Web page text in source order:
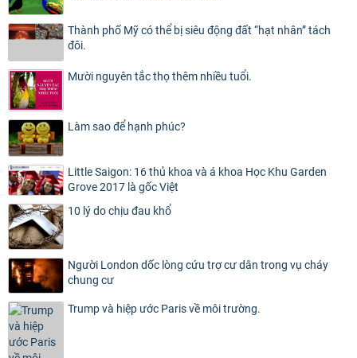
Thành phố Mỹ có thể bị siêu động đất “hạt nhân” tách
đôi.
Mười nguyên tắc thọ thêm nhiều tuổi.
Làm sao để hạnh phúc?
Little Saigon: 16 thủ khoa và á khoa Học Khu Garden
Grove 2017 là gốc Việt
10 lý do chịu đau khổ
Người London dốc lòng cứu trợ cư dân trong vụ cháy
chung cư
Trump và hiệp ước Paris về môi trường.